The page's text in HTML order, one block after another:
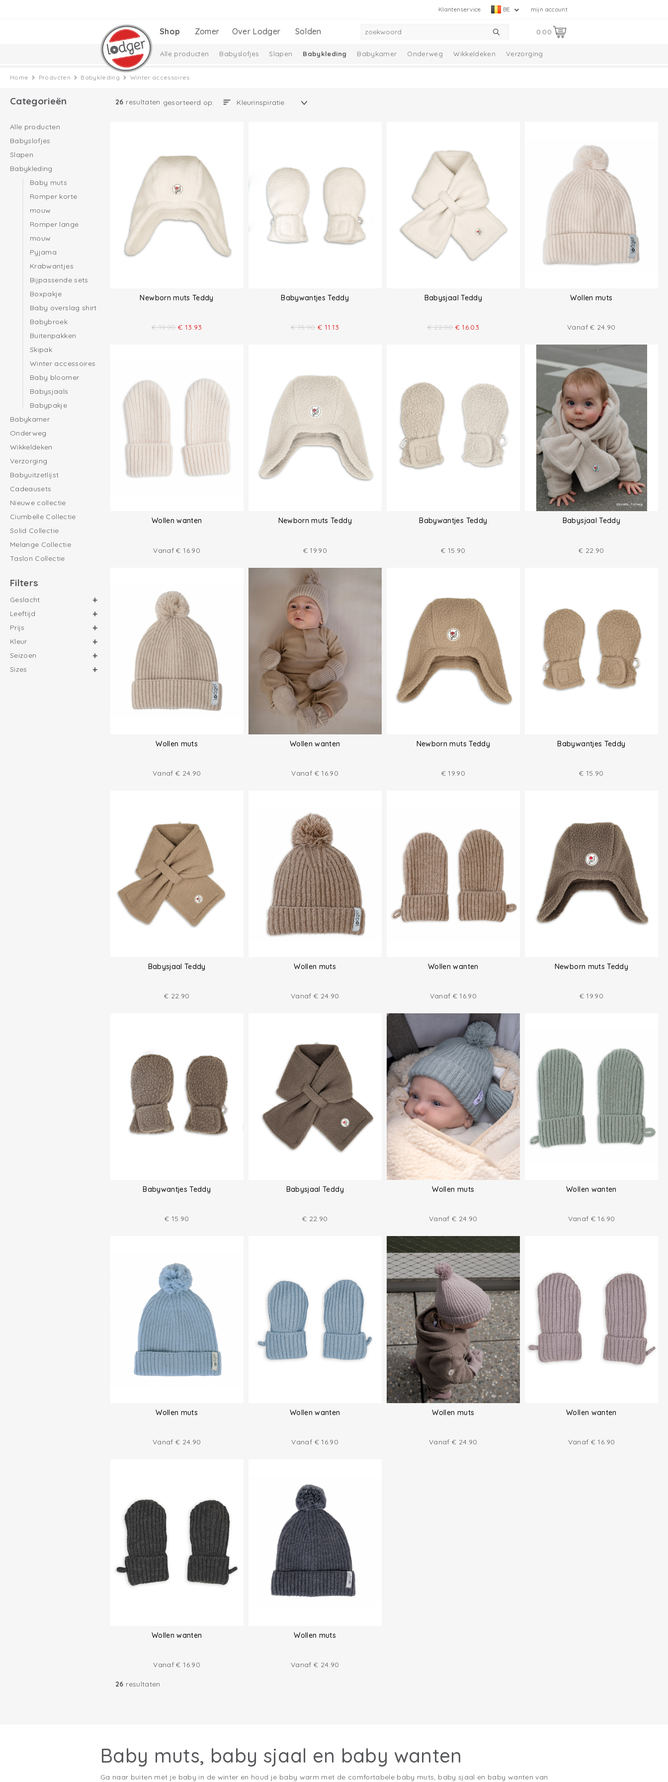
mijn account
BE
Klantenservice
0.00
Shop Zomer Over Lodger Solden
Alle producten Babyslofjes Slapen Babykleding Babykamer Onderweg Wikkeldeken Verzorging
Babyuitzetlijst
Home Producten Babykleding Winter accessoires
Categorieën
Alle producten
Babyslofjes
Slapen
Babykleding
Baby muts
Romper korte
mouw
Romper lange
mouw
Pyjama
Krabwantjes
Bijpassende sets
Boxpakje
Baby overslag shirt
Babybroek
Buitenpakken
Skipak
Winter accessoires
Baby bloomer
Babysjaals
Babypakje
Babykamer
Onderweg
Wikkeldeken
Verzorging
Babyuitzetlijst
Cadeausets
Nieuwe collectie
Ciumbelle Collectie
Solid Collectie
Melange Collectie
Taslon Collectie
Filters
Geslacht
Leeftijd
Prijs
Kleur
Seizoen
Sizes
26 resultaten gesorteerd op:
Newborn muts Teddy
€ 19.90 € 13.93
Babywantjes Teddy
€ 15.90 € 11.13
Babysjaal Teddy
€ 22.90 € 16.03
Wollen muts
Vanaf€ 24.90
Wollen wanten
Vanaf€ 16.90
Newborn muts Teddy
€ 19.90
Babywantjes Teddy
€ 15.90
Babysjaal Teddy
€ 22.90
Wollen muts
Vanaf € 24.90
Wollen wanten
Vanaf € 16.90
Newborn muts Teddy
€ 19.90
Babywantjes Teddy
€ 15.90
Babysjaal Teddy
€ 22.90
Wollen muts
Vanaf€ 24.90
Wollen wanten
Vanaf € 16.90
Newborn muts Teddy
€ 19.90
Babywantjes Teddy
€ 15.90
Babysjaal Teddy
€ 22.90
Wollen muts
Vanaf€ 24.90
Wollen wanten
Vanaf € 16.90
Wollen muts
Vanaf € 24.90
Wollen wanten
Vanaf € 16.90
Wollen muts
Vanaf€ 24.90
Wollen wanten
Vanaf € 16.90
Wollen wanten
Vanaf€ 16.90
Wollen muts
Vanaf€ 24.90
26 resultaten
Baby muts, baby sjaal en baby wanten
Ga naar buiten met je baby in de winter en houd je baby warm met de comfortabele baby muts, baby sjaal en baby wanten van